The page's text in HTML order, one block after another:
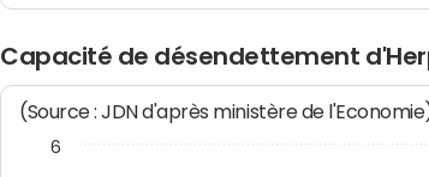
Capacité de désendettement
(Source : JDN d'après ministère de
6